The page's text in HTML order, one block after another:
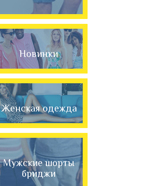
Новинки
Женская одежда
Мужские шорты
бриджи